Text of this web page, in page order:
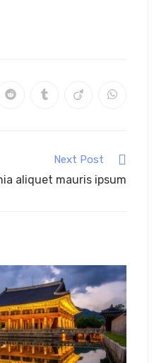
Next Post
aliquet mauris ipsum